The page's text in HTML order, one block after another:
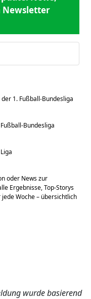
Newsletter
1. Fußball-Bundesliga
Bundesliga
oder News zur
Ergebnisse, Top-Storys
Woche – übersichtlich
wurde basierend